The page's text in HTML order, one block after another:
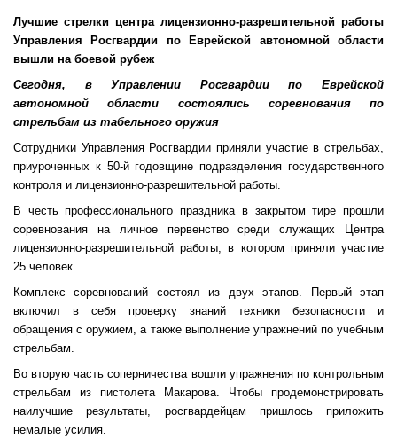
Лучшие стрелки центра лицензионно-разрешительной работы
Управления Росгвардии по Еврейской автономной области
вышли на боевой рубеж
Сегодня, в Управлении Росгвардии по Еврейской
автономной области состоялись соревнования по
стрельбам из табельного оружия
Сотрудники Управления Росгвардии приняли участие в стрельбах,
приуроченных к 50-й годовщине подразделения государственного
контроля и лицензионно-разрешительной работы.
В честь профессионального праздника в закрытом тире прошли
соревнования на личное первенство среди служащих Центра
лицензионно-разрешительной работы, в котором приняли участие
25 человек.
Комплекс соревнований состоял из двух этапов. Первый этап
включил в себя проверку знаний техники безопасности и
обращения с оружием, а также выполнение упражнений по учебным
стрельбам.
Во вторую часть соперничества вошли упражнения по контрольным
стрельбам из пистолета Макарова. Чтобы продемонстрировать
наилучшие результаты, росгвардейцам пришлось приложить
немалые усилия.